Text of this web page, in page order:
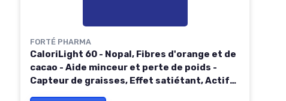
FORTÉ PHARMA
CaloriLight 60 - Nopal, Fibres d'orange et de
cacao - Aide minceur et perte de poids -
Capteur de graisses, Effet satiétant, Actifs